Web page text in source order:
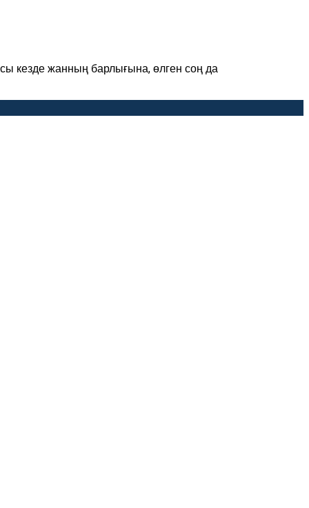
кезде жанның барлығына, өлген соң да